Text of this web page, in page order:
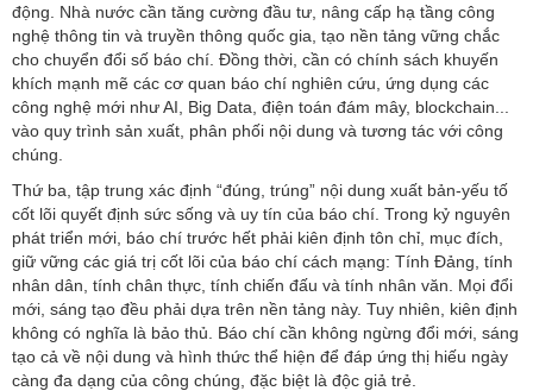
động. Nhà nước cần tăng cường đầu tư, nâng cấp hạ tầng công
nghệ thông tin và truyền thông quốc gia, tạo nền tảng vững chắc
cho chuyển đổi số báo chí. Đồng thời, cần có chính sách khuyến
khích mạnh mẽ các cơ quan báo chí nghiên cứu, ứng dụng các
công nghệ mới như AI, Big Data, điện toán đám mây, blockchain...
vào quy trình sản xuất, phân phối nội dung và tương tác với công
chúng.
Thứ ba, tập trung xác định “đúng, trúng” nội dung xuất bản-yếu tố
cốt lõi quyết định sức sống và uy tín của báo chí. Trong kỷ nguyên
phát triển mới, báo chí trước hết phải kiên định tôn chỉ, mục đích,
giữ vững các giá trị cốt lõi của báo chí cách mạng: Tính Đảng, tính
nhân dân, tính chân thực, tính chiến đấu và tính nhân văn. Mọi đổi
mới, sáng tạo đều phải dựa trên nền tảng này. Tuy nhiên, kiên định
không có nghĩa là bảo thủ. Báo chí cần không ngừng đổi mới, sáng
tạo cả về nội dung và hình thức thể hiện để đáp ứng thị hiếu ngày
càng đa dạng của công chúng, đặc biệt là độc giả trẻ.